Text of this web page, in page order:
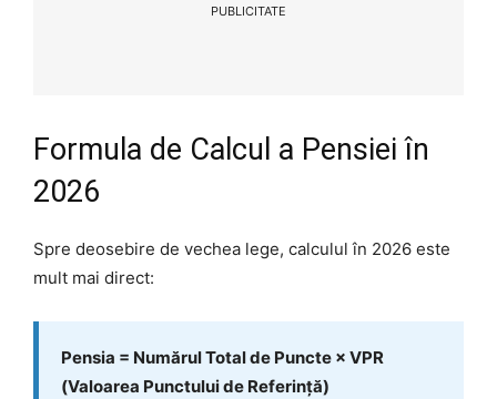
PUBLICITATE
Formula de Calcul a Pensiei în
2026
Spre deosebire de vechea lege, calculul în 2026 este
mult mai direct:
Pensia = Numărul Total de Puncte × VPR
(Valoarea Punctului de Referință)